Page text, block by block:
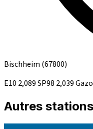
Bischheim (67800)
E10 2,089SP98 2,039
Autres